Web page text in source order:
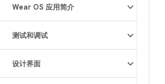
Wear OS 应用简介
测试和调试
设计界面